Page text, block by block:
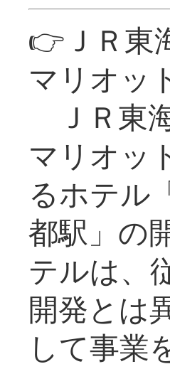
👉ＪＲ東
マリオッ
ＪＲ東
マリオッ
るホテル
都駅」の
テルは、
開発とは
して事業